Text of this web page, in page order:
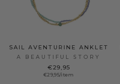
SAIL AVENTURINE ANKLET
A BEAUTIFUL STORY
€29,95
€29,95/item